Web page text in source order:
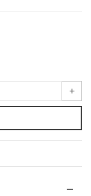
+